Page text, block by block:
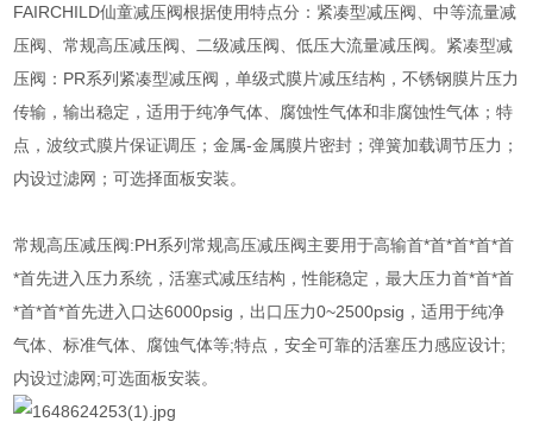
FAIRCHILD仙童减压阀根据使用特点分：紧凑型减压阀、中等流量减
压阀、常规高压减压阀、二级减压阀、低压大流量减压阀。紧凑型减
压阀：PR系列紧凑型减压阀，单级式膜片减压结构，不锈钢膜片压力
传输，输出稳定，适用于纯净气体、腐蚀性气体和非腐蚀性气体；特
点，波纹式膜片保证调压；金属-金属膜片密封；弹簧加载调节压力；
内设过滤网；可选择面板安装。
常规高压减压阀:PH系列常规高压减压阀主要用于高输首*首*首*首*首
*首先进入压力系统，活塞式减压结构，性能稳定，最大压力首*首*首
*首*首*首先进入口达6000psig，出口压力0~2500psig，适用于纯净
气体、标准气体、腐蚀气体等;特点，安全可靠的活塞压力感应设计;
内设过滤网;可选面板安装。